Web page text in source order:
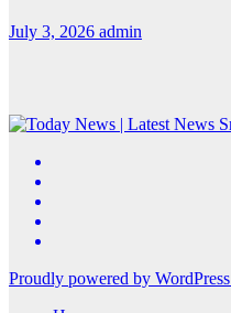
July 3, 2026 admin
Proudly powered by WordPress